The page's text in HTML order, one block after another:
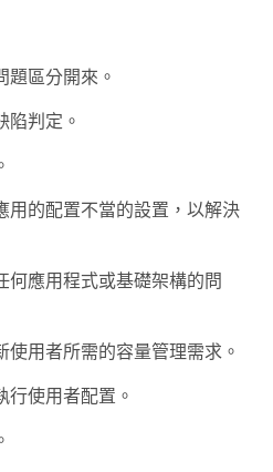
題區分開來。
陷判定。
用的配置不當的設置，以解決
何應用程式或基礎架構的問
用者所需的容量管理需求。
行使用者配置。